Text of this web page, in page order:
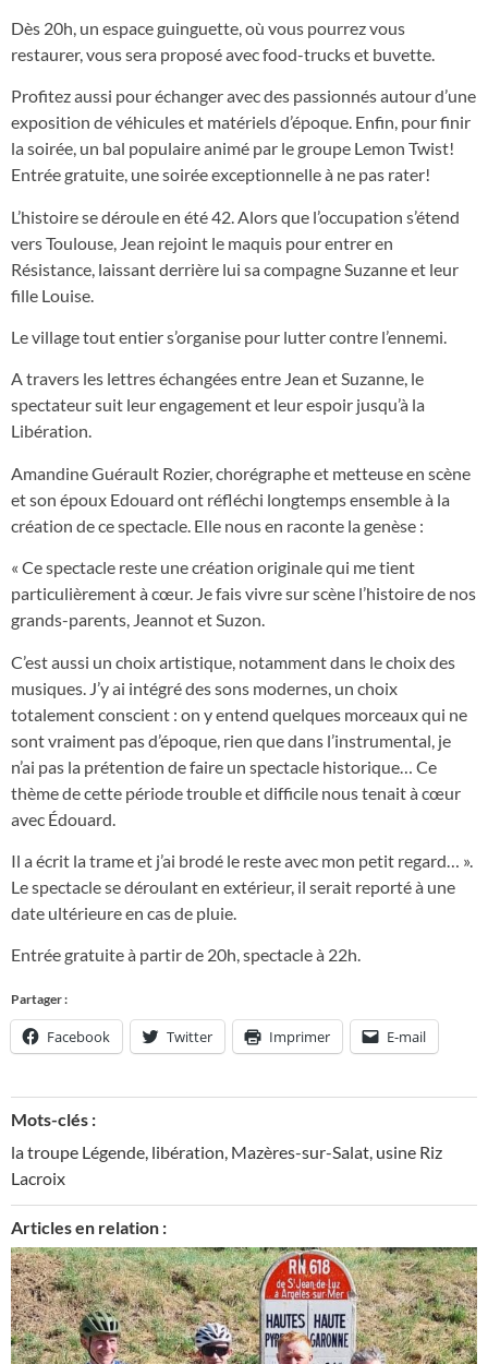
Dès 20h, un espace guinguette, où vous pourrez vous
restaurer, vous sera proposé avec food-trucks et buvette.
Profitez aussi pour échanger avec des passionnés autour d’une
exposition de véhicules et matériels d’époque. Enfin, pour finir
la soirée, un bal populaire animé par le groupe Lemon Twist!
Entrée gratuite, une soirée exceptionnelle à ne pas rater!
L’histoire se déroule en été 42. Alors que l’occupation s’étend
vers Toulouse, Jean rejoint le maquis pour entrer en
Résistance, laissant derrière lui sa compagne Suzanne et leur
fille Louise.
Le village tout entier s’organise pour lutter contre l’ennemi.
A travers les lettres échangées entre Jean et Suzanne, le
spectateur suit leur engagement et leur espoir jusqu’à la
Libération.
Amandine Guérault Rozier, chorégraphe et metteuse en scène
et son époux Edouard ont réfléchi longtemps ensemble à la
création de ce spectacle. Elle nous en raconte la genèse :
« Ce spectacle reste une création originale qui me tient
particulièrement à cœur. Je fais vivre sur scène l’histoire de nos
grands-parents, Jeannot et Suzon.
C’est aussi un choix artistique, notamment dans le choix des
musiques. J’y ai intégré des sons modernes, un choix
totalement conscient : on y entend quelques morceaux qui ne
sont vraiment pas d’époque, rien que dans l’instrumental, je
n’ai pas la prétention de faire un spectacle historique… Ce
thème de cette période trouble et difficile nous tenait à cœur
avec Édouard.
Il a écrit la trame et j’ai brodé le reste avec mon petit regard… ».
Le spectacle se déroulant en extérieur, il serait reporté à une
date ultérieure en cas de pluie.
Entrée gratuite à partir de 20h, spectacle à 22h.
Partager :
Facebook Twitter Imprimer E-mail
Mots-clés :
la troupe Légende libération Mazères-sur-Salat usine Riz
Lacroix
Articles en relation :